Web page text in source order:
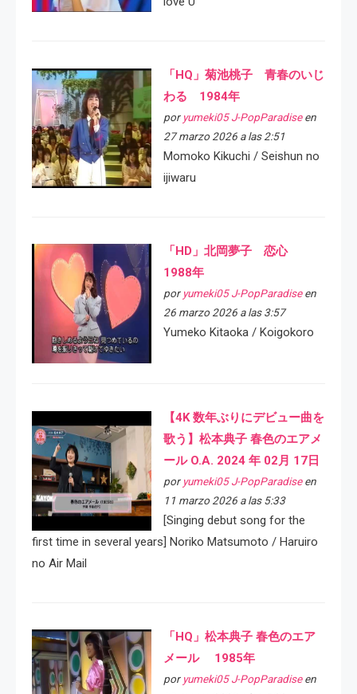
「HQ」菊池桃子 青春のいじ
わる 1984年
por yumeki05 J-PopParadiseen
27 marzo 2026 a las 2:51
Momoko Kikuchi / Seishun no
ijiwaru
「HD」北岡夢子 恋心
1988年
por yumeki05 J-PopParadiseen
26 marzo 2026 a las 3:57
Yumeko Kitaoka / Koigokoro
【4K 数年ぶりにデビュー曲を
歌う】松本典子 春色のエアメ
ール O.A. 2024 年 02月 17日
por yumeki05 J-PopParadiseen
11 marzo 2026 a las 5:33
[Singing debut song for the
first time in several years] Noriko Matsumoto / Haruiro
no Air Mail
「HQ」松本典子 春色のエア
メール 1985年
por yumeki05 J-PopParadiseen